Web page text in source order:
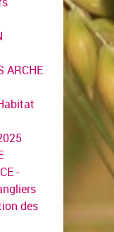
ARCHE
-
des